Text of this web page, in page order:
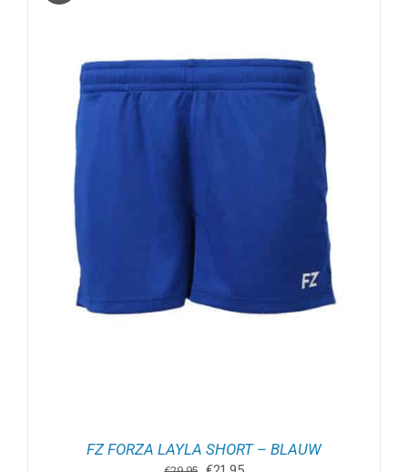
FZ FORZA LAYLA SHORT – BLAUW